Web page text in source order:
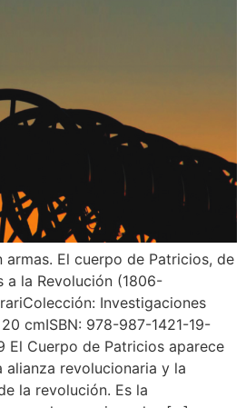
armas. El cuerpo de Patricios, de
a la Revolución (1806-
Investigaciones
cmISBN: 978-987-1421-19-
El Cuerpo de Patricios aparece
revolucionaria y la
la revolución. Es la